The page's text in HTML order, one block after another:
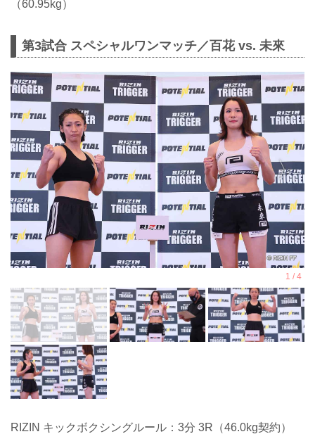
（60.95kg）
第3試合 スペシャルワンマッチ／百花 vs. 未來
RIZIN キックボクシングルール：3分 3R（46.0kg契約）